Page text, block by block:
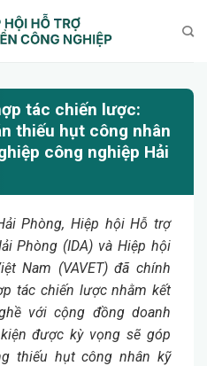
tác chiến lược:
thiếu hụt công nhân
công nghiệp Hải
Phòng, Hiệp hội Hỗ trợ
Phòng (IDA) và Hiệp hội
Nam (VAVET) đã chính
tác chiến lược nhằm kết
với cộng đồng doanh
được kỳ vọng sẽ góp
thiếu hụt công nhân kỹ